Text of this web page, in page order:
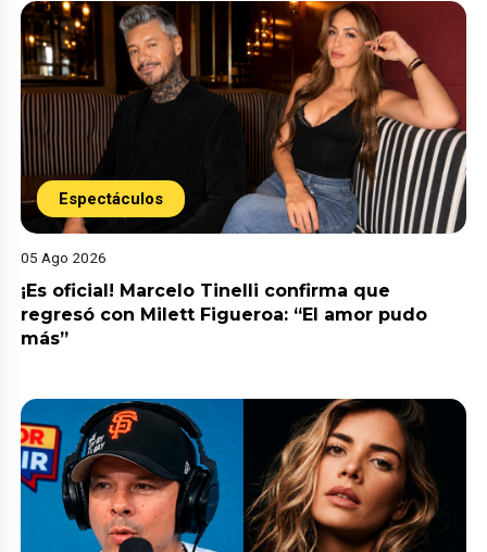
Espectáculos
05 Ago 2026
¡Es oficial! Marcelo Tinelli confirma que
regresó con Milett Figueroa: “El amor pudo
más”